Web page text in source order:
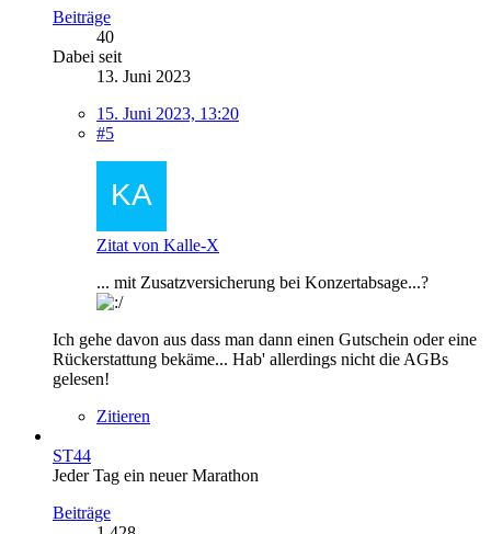
Beiträge
40
Dabei seit
13. Juni 2023
15. Juni 2023, 13:20
#5
Zitat von Kalle-X
... mit Zusatzversicherung bei Konzertabsage...?
Ich gehe davon aus dass man dann einen Gutschein oder eine
Rückerstattung bekäme... Hab' allerdings nicht die AGBs
gelesen!
Zitieren
ST44
Jeder Tag ein neuer Marathon
Beiträge